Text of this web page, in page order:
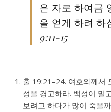
은 자로 하여금
을 얻게 하려 하
9:11-15
출 19:21–24. 여호와께서
성을 경고하라. 백성이 밀
보려고 하다가 많이 죽을